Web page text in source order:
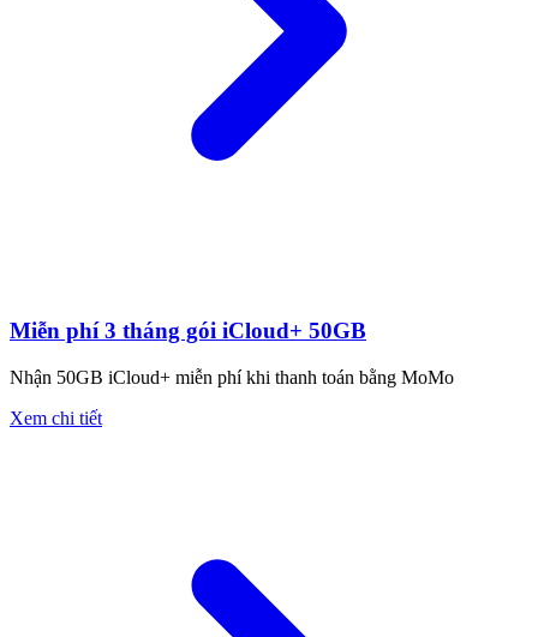
Miễn phí 3 tháng gói iCloud+ 50GB
Nhận 50GB iCloud+ miễn phí khi thanh toán bằng MoMo
Xem chi tiết